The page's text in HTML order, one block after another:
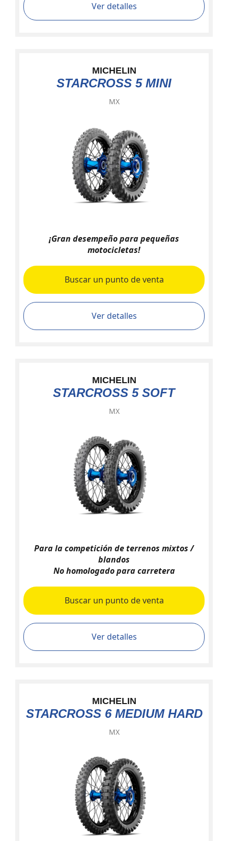
Ver detalles
MICHELIN
STARCROSS 5 MINI
MX
¡Gran desempeño para pequeñas
motocicletas!
Buscar un punto de venta
Ver detalles
MICHELIN
STARCROSS 5 SOFT
MX
Para la competición de terrenos mixtos /
blandos
No homologado para carretera
Buscar un punto de venta
Ver detalles
MICHELIN
STARCROSS 6 MEDIUM HARD
MX